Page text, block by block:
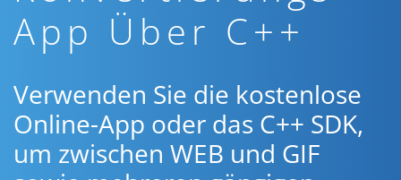
App Über C++
Verwenden Sie die kostenlose
Online-App oder das C++ SDK,
um zwischen WEB und GIF